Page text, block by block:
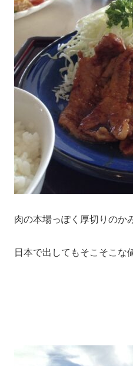
肉の本場っぽく厚切りのか
日本で出してもそこそこな